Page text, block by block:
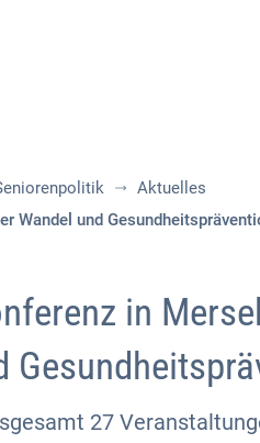
Aktuelles
Wandel und
in
27